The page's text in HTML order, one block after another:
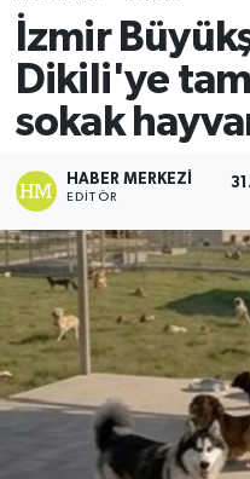
İzmir
Dikili'ye
sokak
HABER MERKEZI
EDITÖR